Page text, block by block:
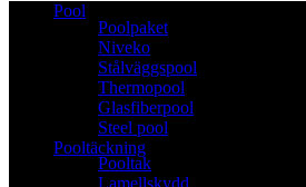
Pool
Poolpaket
Niveko
Stålväggspool
Thermopool
Glasfiberpool
Steel pool
Pooltäckning
Pooltak
Lamellskydd